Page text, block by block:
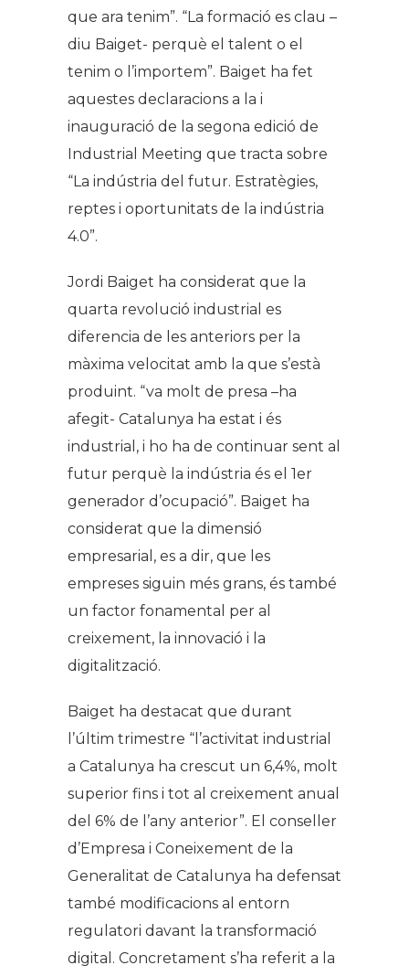
que ara tenim”. “La formació es clau –
diu Baiget- perquè el talent o el
tenim o l’importem”. Baiget ha fet
aquestes declaracions a la i
inauguració de la segona edició de
Industrial Meeting que tracta sobre
“La indústria del futur. Estratègies,
reptes i oportunitats de la indústria
4.0”.
Jordi Baiget ha considerat que la
quarta revolució industrial es
diferencia de les anteriors per la
màxima velocitat amb la que s’està
produint. “va molt de presa –ha
afegit- Catalunya ha estat i és
industrial, i ho ha de continuar sent al
futur perquè la indústria és el 1er
generador d’ocupació”. Baiget ha
considerat que la dimensió
empresarial, es a dir, que les
empreses siguin més grans, és també
un factor fonamental per al
creixement, la innovació i la
digitalització.
Baiget ha destacat que durant
l’últim trimestre “l’activitat industrial
a Catalunya ha crescut un 6,4%, molt
superior fins i tot al creixement anual
del 6% de l’any anterior”. El conseller
d’Empresa i Coneixement de la
Generalitat de Catalunya ha defensat
també modificacions al entorn
regulatori davant la transformació
digital. Concretament s’ha referit a la